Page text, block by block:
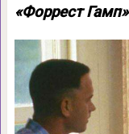
«Форрест Гамп»